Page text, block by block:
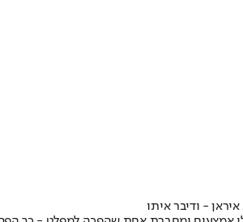
- ודיבר איתו